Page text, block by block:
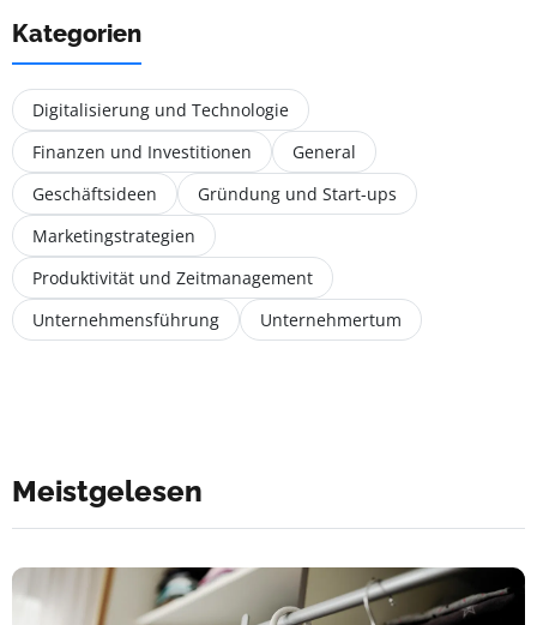
Kategorien
Digitalisierung und Technologie
Finanzen und Investitionen
General
Geschäftsideen
Gründung und Start-ups
Marketingstrategien
Produktivität und Zeitmanagement
Unternehmensführung
Unternehmertum
Meistgelesen